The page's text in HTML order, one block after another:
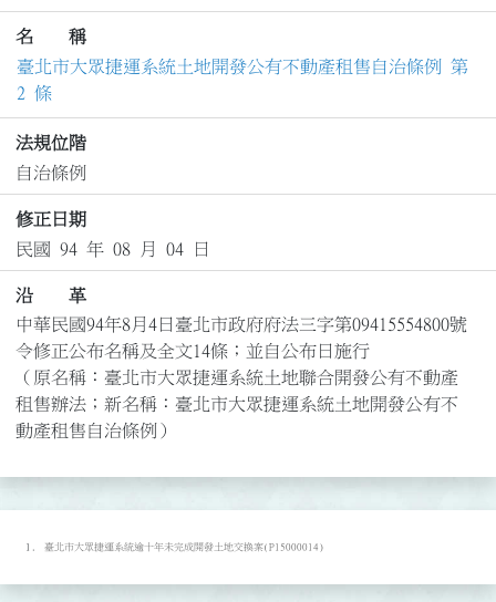
名 稱
臺北市大眾捷運系統土地開發公有不動產租售自治條例 第
2 條
法規位階
自治條例
修正日期
民國 94 年 08 月 04 日
沿 革
中華民國94年8月4日臺北市政府府法三字第09415554800號
令修正公布名稱及全文14條；並自公布日施行
（原名稱：臺北市大眾捷運系統土地聯合開發公有不動產
租售辦法；新名稱：臺北市大眾捷運系統土地開發公有不
動產租售自治條例）
臺北市大眾捷運系統逾十年未完成開發土地交換案(P15000014)